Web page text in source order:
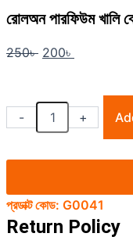
রোলঅন পারফিউম খালি
250৳ Original
250৳ .
200৳
200৳ .
-
পারফিউম
৩
১০
পিস
quantity
+
প্রডাক্ট কোড: G0041
Return Policy